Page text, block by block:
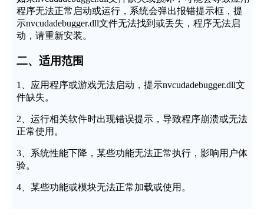
程序无法正常启动或运行，系统会弹出报错提示框，提
示nvcudadebugger.dll文件无法找到或丢失，程序无法启
动，请重新安装。
二、适用范围
1、应用程序或游戏无法启动，提示nvcudadebugger.dll文
件缺失。
2、运行相关软件时出现错误提示，导致程序崩溃或无法
正常使用。
3、系统性能下降，某些功能无法正常执行，影响用户体
验。
4、某些功能或模块无法正常加载或使用。